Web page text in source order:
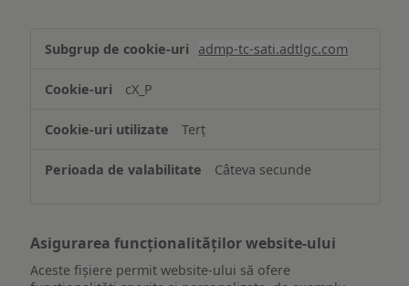
și/sau
informațiilor
pe
dispozitiv
admp-tc-sati.adtlgc.com
cX_P
Terț
Câteva secunde
Asigurarea funcționalităților website-ului
Aceste fișiere permit website-ului să ofere